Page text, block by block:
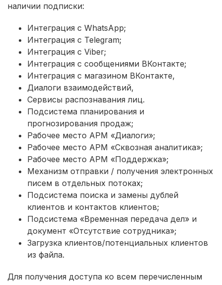
наличии подписки:
Интеграция с WhatsApp;
Интеграция с Telegram;
Интеграция с Viber;
Интеграция с сообщениями ВКонтакте;
Интеграция с магазином ВКонтакте,
Диалоги взаимодействий,
Сервисы распознавания лиц.
Подсистема планирования и
прогнозирования продаж;
Рабочее место АРМ «Диалоги»;
Рабочее место АРМ «Сквозная аналитика»;
Рабочее место АРМ «Поддержка»;
Механизм отправки / получения электронных
писем в отдельных потоках;
Подсистема поиска и замены дублей
клиентов и контактов клиентов;
Подсистема «Временная передача дел» и
документ «Отсутствие сотрудника»;
Загрузка клиентов/потенциальных клиентов
из файла.
Для получения доступа ко всем перечисленным